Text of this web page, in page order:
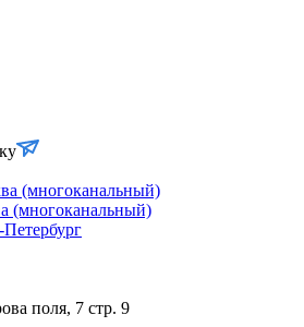
(многоканальный)
(многоканальный)
поля, 7 стр. 9